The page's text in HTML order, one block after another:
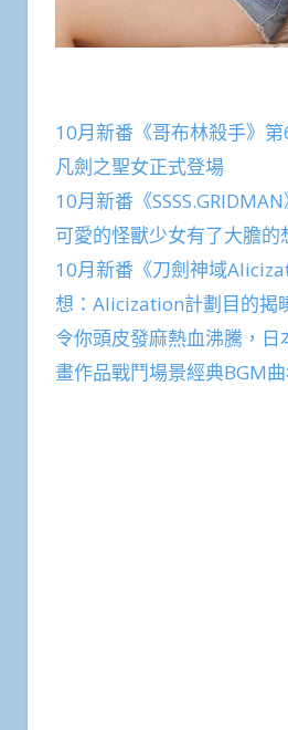
10月新番《哥布林殺手》
凡劍之聖女正式登場
10月新番《
可愛的怪獸少女有了大膽的
10月新番《刀劍神域
想：Alicization計劃目的揭
令你頭皮發麻熱血沸騰，日
畫作品戰鬥場景經典BGM